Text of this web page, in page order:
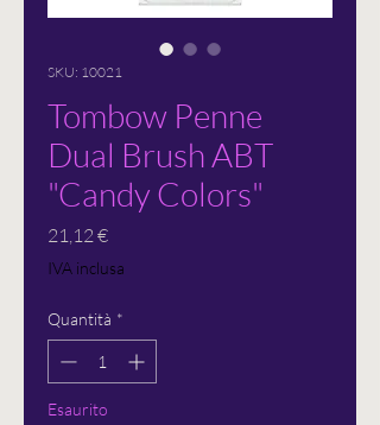
SKU: 10021
Tombow Penne
Dual Brush ABT
"Candy Colors"
21,12 €Prezzo
IVA inclusa
Quantità *
Esaurito